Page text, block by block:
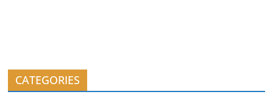
CATEGORIES